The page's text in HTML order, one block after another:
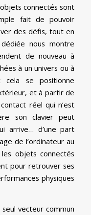
connectés sont
fait de pouvoir
des défis, tout en
nous montre
de nouveau à
à un univers ou à
se positionne
et à partir de
réel qui n’est
son clavier peut
arrive… d’une part
de l’ordinateur au
objets connectés
pour retrouver ses
physiques
vecteur commun